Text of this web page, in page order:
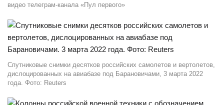
видео телеграм-канала «Пул первого»
Спутниковые снимки десятков российских самолетов и вертолетов,
дислоцированных на авиабазе под Барановичами, 3 марта 2022
года. Фото: Reuters